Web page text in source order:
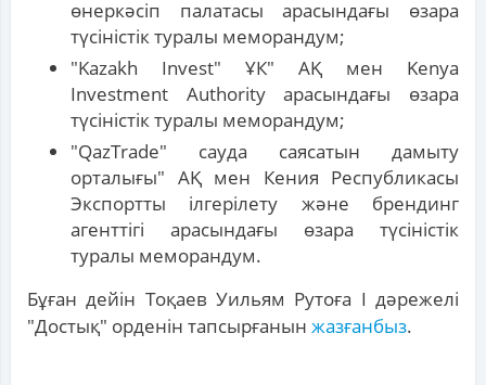
өнеркәсіп палатасы арасындағы өзара
түсіністік туралы меморандум;
"Kazakh Invest" ҰК" АҚ мен Kenya
Investment Authority арасындағы өзара
түсіністік туралы меморандум;
"QazTrade" сауда саясатын дамыту
орталығы" АҚ мен Кения Республикасы
Экспортты ілгерілету және брендинг
агенттігі арасындағы өзара түсіністік
туралы меморандум.
Бұған дейін Тоқаев Уильям Рутоға І дәрежелі
"Достық" орденін тапсырғанын жазғанбыз.